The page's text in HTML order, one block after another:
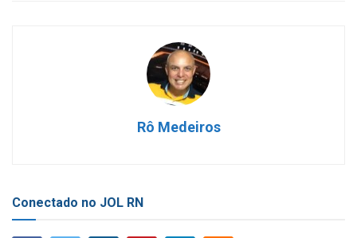
Rô Medeiros
Conectado no JOL RN